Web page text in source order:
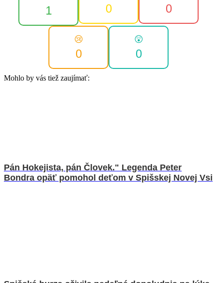
1 0 0
😢
0
😲
0
Mohlo by vás tiež zaujímať:
Pán Hokejista, pán Človek." Legenda Peter
Bondra opäť pomohol deťom v Spišskej Novej Vsi